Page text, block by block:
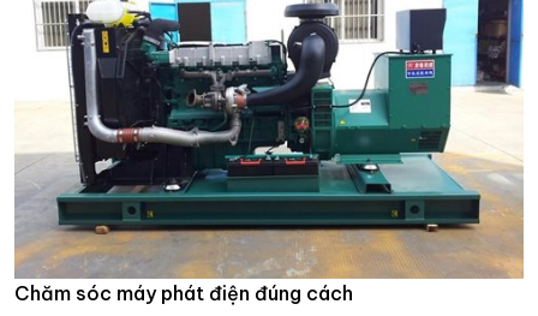
Chăm sóc máy phát điện đúng cách